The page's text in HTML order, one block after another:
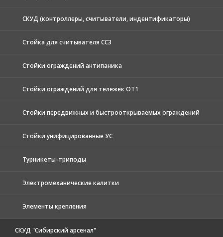
СКУД (контроллеры, считыватели, индентификаторы)
Стойка для считывателя СС3
Стойки ограждений антипаника
Стойки ограждений для тележек ОТ1
Стойки передвижных и быстрооткрываемых ограждений
Стойки унифицированные УС
Турникеты-триподы
Электромеханические калитки
Элементы крепления
СКУД "Сибирский арсенал"